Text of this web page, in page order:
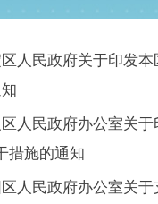
人民政府关于印发
人民政府办公室关
措施的通知
人民政府办公室关